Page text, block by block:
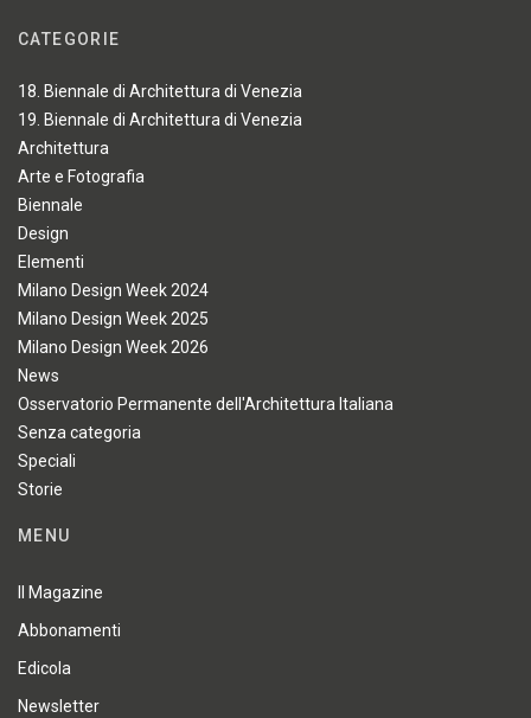
CATEGORIE
18. Biennale di Architettura di Venezia
19. Biennale di Architettura di Venezia
Architettura
Arte e Fotografia
Biennale
Design
Elementi
Milano Design Week 2024
Milano Design Week 2025
Milano Design Week 2026
News
Osservatorio Permanente dell'Architettura Italiana
Senza categoria
Speciali
Storie
MENU
Il Magazine
Abbonamenti
Edicola
Newsletter